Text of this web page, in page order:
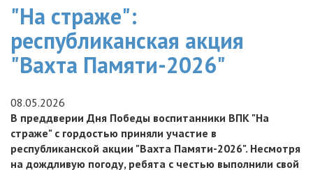
"На страже":
республиканская акция
"Вахта Памяти-2026"
08.05.2026
В преддверии Дня Победы воспитанники ВПК "На
страже" с гордостью приняли участие в
республиканской акции "Вахта Памяти-2026". Несмотря
на дождливую погоду, ребята с честью выполнили свой